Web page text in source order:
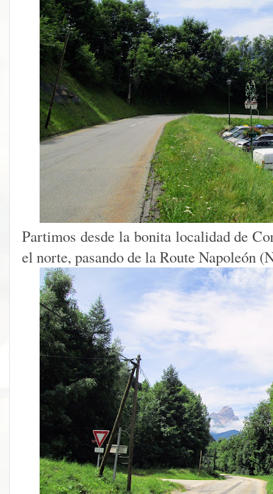
Partimos desde la bonita localidad de
el norte, pasando de la Route Napoleón